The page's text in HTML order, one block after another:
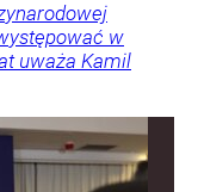
w
uważa Kamil